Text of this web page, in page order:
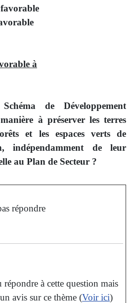
à
de Développement
à préserver les terres
et les espaces verts de
indépendamment de leur
au Plan de Secteur ?
répondre
répondre à cette question mais
avis sur ce thème (Voir ici)